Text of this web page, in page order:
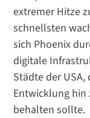
extremer Hitze
schnellsten
sich Phoenix
digitale
Städte der
Entwicklung hin
behalten sollte.